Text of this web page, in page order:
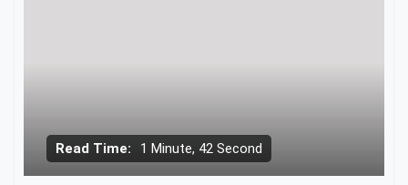
Read Time: 1 Minute, 42 Second